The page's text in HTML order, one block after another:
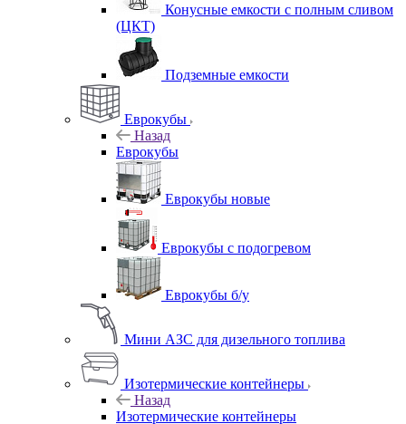
Конусные емкости с полным сливом
(ЦКТ)
Подземные емкости
Еврокубы
Назад
Еврокубы
Еврокубы новые
Еврокубы с подогревом
Еврокубы б/у
Мини АЗС для дизельного топлива
Изотермические контейнеры
Назад
Изотермические контейнеры